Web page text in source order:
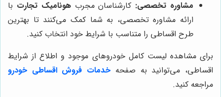
مشاوره تخصصی: کارشناسان مجربهونامیک تجارت با
ارائه مشاوره تخصصی، به شما کمک می‌کنند تا بهترین
طرح اقساطی را متناسب با شرایط خود انتخاب کنید.
برای مشاهده لیست کامل خودروهای موجود و اطلاع از شرایط
اقساطی، می‌توانید به صفحه خدمات فروش اقساطی خودرو
مراجعه کنید.